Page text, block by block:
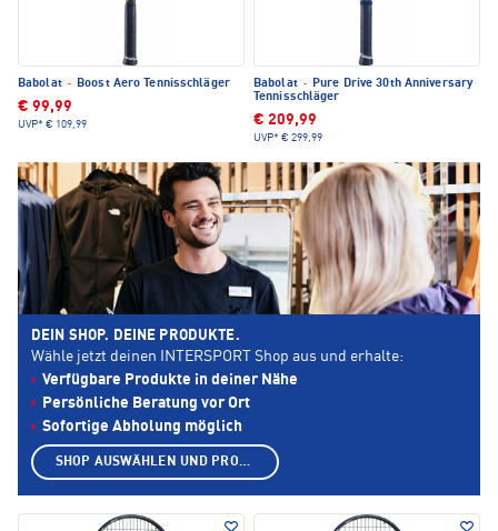
Babolat · Boost Aero Tennisschläger
€ 99,99
UVP* € 109,99
Babolat ·
Pure Drive 30th Anniversary
Tennisschläger
€ 209,99
UVP* € 299,99
DEIN SHOP. DEINE PRODUKTE.
Wähle jetzt deinen INTERSPORT Shop aus und erhalte:
Verfügbare Produkte in deiner Nähe
Persönliche Beratung vor Ort
Sofortige Abholung möglich
SHOP AUSWÄHLEN UND PRODUKTE ANZEIGEN